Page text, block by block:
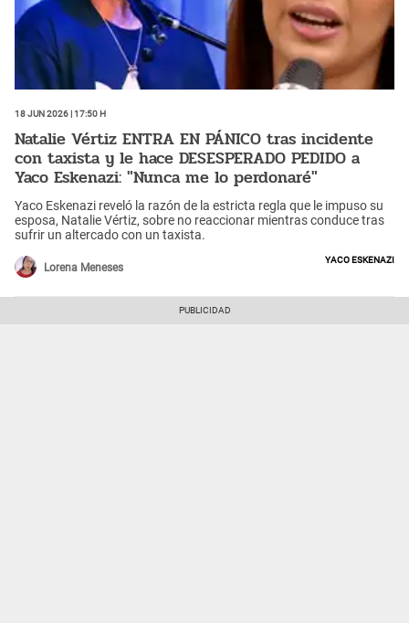
18 Jun 2026 | 17:50 h
Natalie Vértiz ENTRA EN PÁNICO tras incidente
con taxista y le hace DESESPERADO PEDIDO a
Yaco Eskenazi: "Nunca me lo perdonaré"
Yaco Eskenazi reveló la razón de la estricta regla que le impuso su
esposa, Natalie Vértiz, sobre no reaccionar mientras conduce tras
sufrir un altercado con un taxista.
Lorena Meneses
Yaco Eskenazi